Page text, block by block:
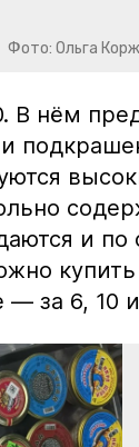
Фото: Ольга
В нём
и по
за 6, 10